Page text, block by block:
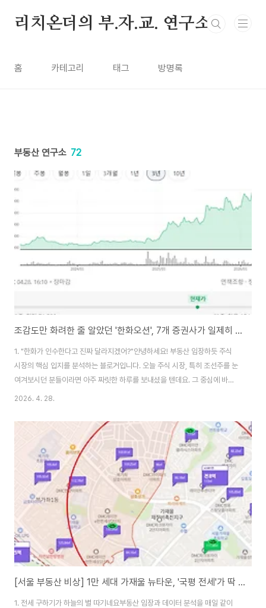
리치온더의 부.자.교. 연구소
홈 카테고리 태그 방명록
부동산 연구소 72
조감도만 화려한 줄 알았던 '한화오션', 7개 증권사가 일제히 환호한 이유
1. "한화가 인수한다고 진짜 달라지겠어?"안녕하세요! 부동산 임장하듯 주식
시장의 핵심 입지를 분석하는 블로거입니다. 오늘 주식 시장, 특히 조선주를 눈
여겨보시던 분들이라면 아주 짜릿한 하루를 보내셨을 텐데요. 그 중심에 바로
'한화오션'이 있습니다.사실 한화그룹이 대우조선해양을 인수할 때만 해도 시
려놓은 거 아니야?"라는 의구심이 가득했죠. 부동산으로 치면, 말만 번지르르
한 변두리 기획 부동산이 될지 모른다는 우려가 있었습니다. 하지만 오늘 1분기
성적표가 공개되자, 무려 7개 증권사에서 앞다투어 찬양 리포트를 쏟아내며 시
장의 의심을 완벽하게 부숴버렸습니다. 2. 환율 빨? NO! 순수 실력으로 증명한
'어닝 서프라이즈'..
2026. 4. 28.
[서울 부동산 비상] 1만 세대 가재울 뉴타운, '국평 전세'가 딱 1건 남았습니다
1. 전세 구하기가 하늘의 별 따기네요부동산 임장과 데이터 분석을 매일 같이